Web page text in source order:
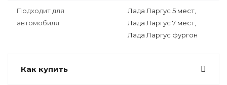
Подходит для
автомобиля
Лада Ларгус 5 мест,
Лада Ларгус 7 мест,
Лада Ларгус фургон
Как купить